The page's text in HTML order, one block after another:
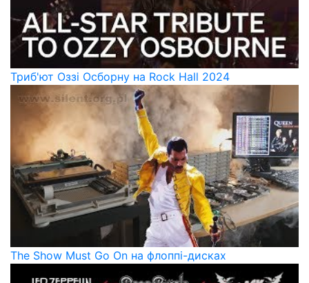
Триб'ют Оззі Осборну на Rock Hall 2024
The Show Must Go On на флоппі-дисках